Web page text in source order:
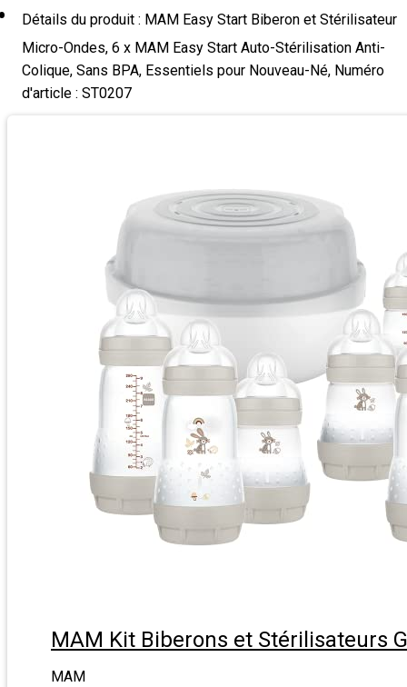
Détails du produit : MAM Easy Start Biberon et Stérilisateur
Micro-Ondes, 6 x MAM Easy Start Auto-Stérilisation Anti-
Colique, Sans BPA, Essentiels pour Nouveau-Né, Numéro
d'article : ST0207
MAM Kit Biberons et Stérilisateurs
MAM